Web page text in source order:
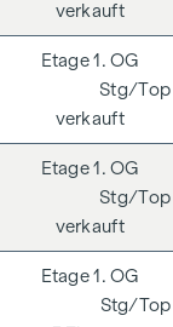
verkauft
1. OG
verkauft
1. OG
verkauft
1. OG